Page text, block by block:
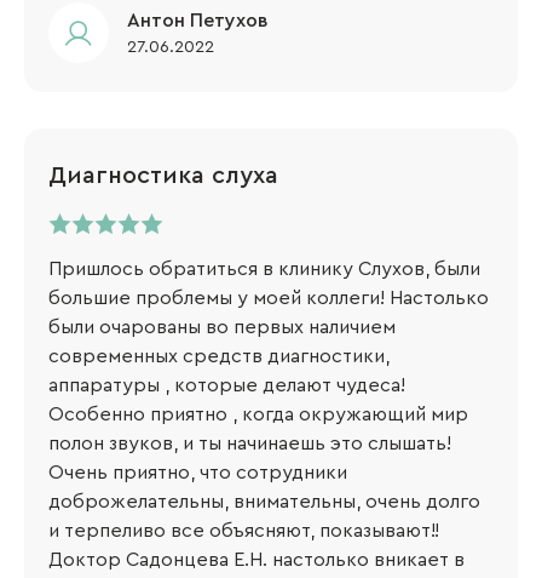
​Антон Петухов
27.06.2022
Диагностика слуха
Пришлось обратиться в клинику Слухов, были
большие проблемы у моей коллеги! Настолько
были очарованы во первых наличием
современных средств диагностики,
аппаратуры , которые делают чудеса!
Особенно приятно , когда окружающий мир
полон звуков, и ты начинаешь это слышать!
Очень приятно, что сотрудники
доброжелательны, внимательны, очень долго
и терпеливо все объясняют, показывают!!
Доктор Садонцева Е.Н. настолько вникает в